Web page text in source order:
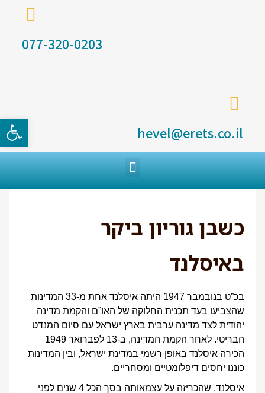
077-320-0203
hevel@erets.co.il
כשבן גוריון ביקר
באיסלנד
בכ”ט בנובמבר 1947 היתה איסלנד אחת מ-33 המדינות
שהצביעו בעד תכנית החלוקה של האו”ם והקמת מדינה
יהודית לצד מדינה ערבית בארץ ישראל עם סיום המנדט
הבריטי. לאחר הקמת המדינה, ב-13 לפברואר 1949
הכירה איסלנד באופן רשמי במדינת ישראל, ובין המדינות
כוננו יחסים דיפלומטיים ומסחריים.
איסלנד, שהכריזה על עצמאותה בסך הכל 4 שנים לפני
פתח